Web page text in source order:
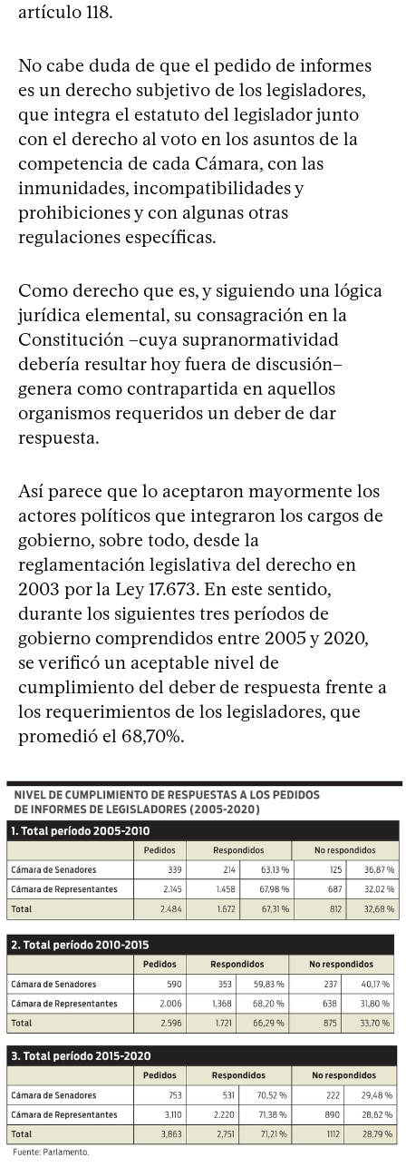
artículo 118.
No cabe duda de que el pedido de informes
es un derecho subjetivo de los legisladores,
que integra el estatuto del legislador junto
con el derecho al voto en los asuntos de la
competencia de cada Cámara, con las
inmunidades, incompatibilidades y
prohibiciones y con algunas otras
regulaciones específicas.
Como derecho que es, y siguiendo una lógica
jurídica elemental, su consagración en la
Constitución –cuya supranormatividad
debería resultar hoy fuera de discusión–
genera como contrapartida en aquellos
organismos requeridos un deber de dar
respuesta.
Así parece que lo aceptaron mayormente los
actores políticos que integraron los cargos de
gobierno, sobre todo, desde la
reglamentación legislativa del derecho en
2003 por la Ley 17.673. En este sentido,
durante los siguientes tres períodos de
gobierno comprendidos entre 2005 y 2020,
se verificó un aceptable nivel de
cumplimiento del deber de respuesta frente a
los requerimientos de los legisladores, que
promedió el 68,70%.